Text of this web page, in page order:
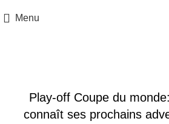
Menu
Play-off Coupe du
connaît ses prochains